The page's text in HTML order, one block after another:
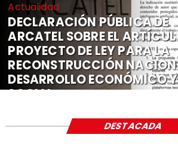
Actualidad
DECLARACIÓN PÚBLICA DE
ARCATEL SOBRE EL
PROYECTO DE LEY PARA LA
RECONSTRUCCIÓN
DESARROLLO ECONÓMICO Y
SOCIAL
DESTACADA